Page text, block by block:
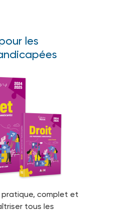
les
pratique, complet et
tous les